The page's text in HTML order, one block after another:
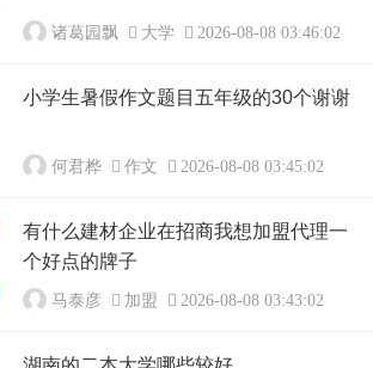
诸葛园飘 大学 2026-08-08 03:46:02
小学生暑假作文题目五年级的30个谢谢
何君桦 作文 2026-08-08 03:45:02
有什么建材企业在招商我想加盟代理一
个好点的牌子
马泰彦 加盟 2026-08-08 03:43:02